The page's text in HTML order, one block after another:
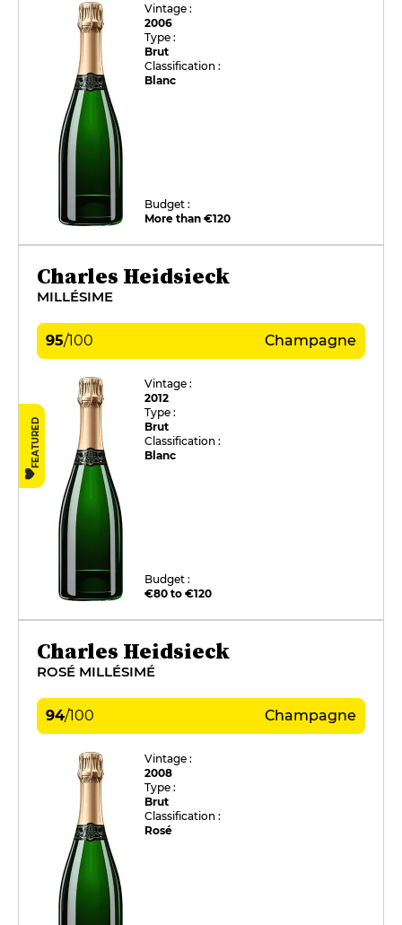
Vintage :
2006
Type :
Brut
Classification :
Blanc
Budget :
More than €120
Charles Heidsieck
MILLÉSIME
95/100 Champagne
FEATURED
Vintage :
2012
Type :
Brut
Classification :
Blanc
Budget :
€80 to €120
Charles Heidsieck
ROSÉ MILLÉSIMÉ
94/100 Champagne
Vintage :
2008
Type :
Brut
Classification :
Rosé